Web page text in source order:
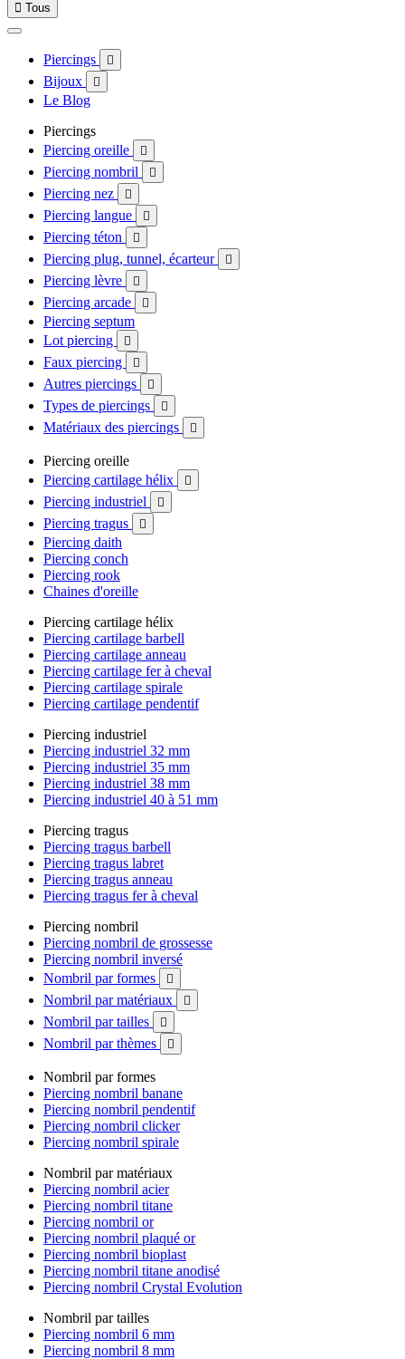
 Tous
Piercings 
Bijoux 
Le Blog
Piercings
Piercing oreille

Piercing nombril 
Piercing nez 
Piercing langue 
Piercing téton 
Piercing plug, tunnel, écarteur 
Piercing lèvre 
Piercing arcade 
Piercing septum
Lot piercing

Faux piercing 
Autres piercings 
Types de piercings 
Matériaux des piercings 
Piercing oreille
Piercing cartilage hélix

Piercing industriel 
Piercing tragus 
Piercing daith
Piercing conch
Piercing rook
Chaines d'oreille
Piercing cartilage hélix
Piercing cartilage barbell
Piercing cartilage anneau
Piercing cartilage fer à cheval
Piercing cartilage spirale
Piercing cartilage pendentif
Piercing industriel
Piercing industriel 32 mm
Piercing industriel 35 mm
Piercing industriel 38 mm
Piercing industriel 40 à 51 mm
Piercing tragus
Piercing tragus barbell
Piercing tragus labret
Piercing tragus anneau
Piercing tragus fer à cheval
Piercing nombril
Piercing nombril de grossesse
Piercing nombril inversé
Nombril par formes

Nombril par matériaux 
Nombril par tailles 
Nombril par thèmes 
Nombril par formes
Piercing nombril banane
Piercing nombril pendentif
Piercing nombril clicker
Piercing nombril spirale
Nombril par matériaux
Piercing nombril acier
Piercing nombril titane
Piercing nombril or
Piercing nombril plaqué or
Piercing nombril bioplast
Piercing nombril titane anodisé
Piercing nombril Crystal Evolution
Nombril par tailles
Piercing nombril 6 mm
Piercing nombril 8 mm